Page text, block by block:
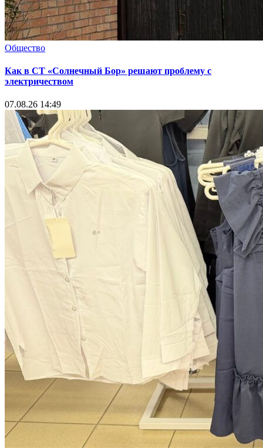
Общество
Как в СТ «Солнечный Бор» решают проблему с
электричеством
07.08.26 14:49